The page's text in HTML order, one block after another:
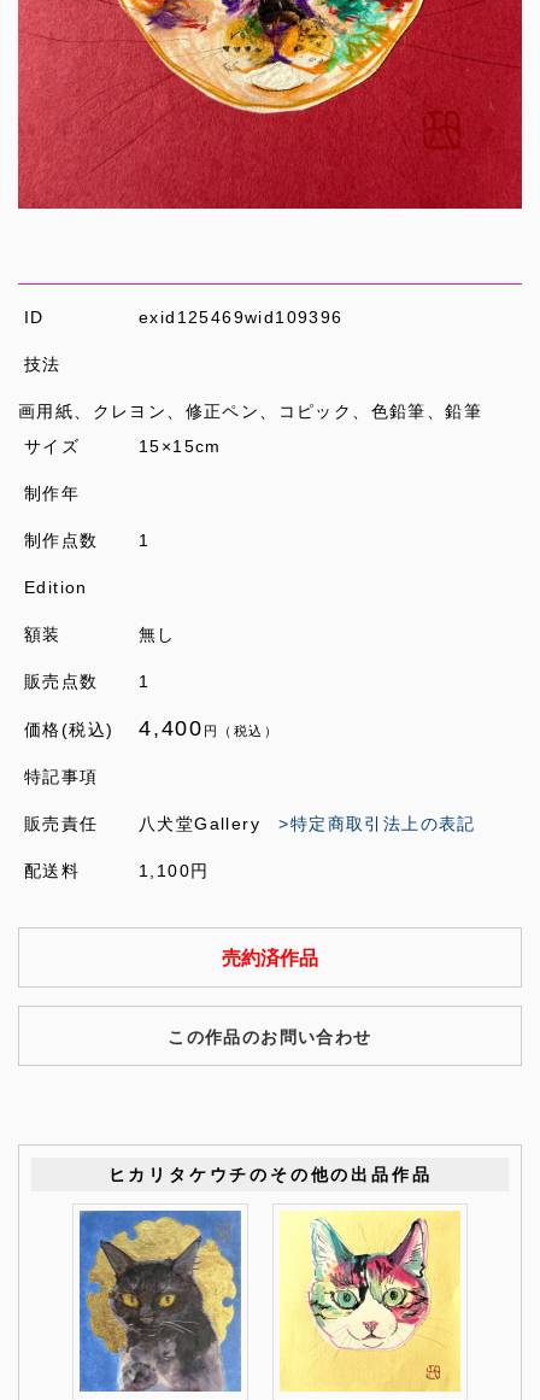
ID exid125469wid109396
技法
画用紙、クレヨン、修正ペン、コピック、色鉛筆、鉛筆
サイズ
15×15cm
制作年
制作点数 1
Edition
額装 無し
販売点数 1
価格(税込) 4,400 円（税込）
特記事項
販売責任 八犬堂Gallery>特定商取引法上の表記
配送料 1,100円
売約済作品
この作品のお問い合わせ
ヒカリタケウチのその他の出品作品